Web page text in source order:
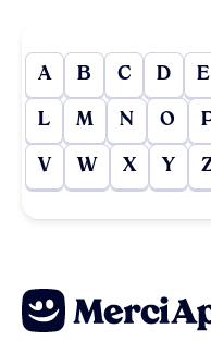
A B C D E
L M N O
V W X Y